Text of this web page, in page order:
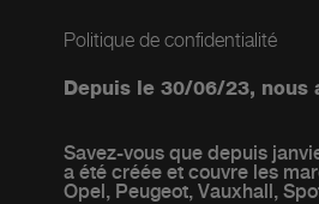
Politique de confidentialité
Depuis le 30/06/23,
Savez-vous que depuis
a été créée et couvre les
Opel, Peugeot, Vauxhall,